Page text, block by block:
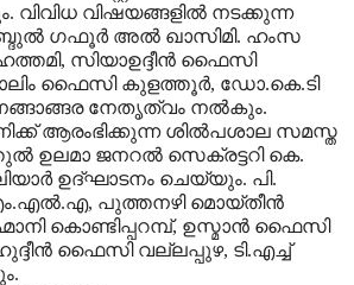
വിവിധ വിഷയങ്ങളില്‍ നടക്കുന്ന
ഗഫൂര്‍ അല്‍ ഖാസിമി. ഹംസ
സിയാഉദ്ദീന്‍ ഫൈസി
ഫൈസി കുളത്തൂര്‍, ഡോ.കെ.ടി
നേതൃത്വം നല്‍കും.
ആരംഭിക്കുന്ന ശില്‍പശാല സമസ്ത
ഉലമാ ജനറല്‍ സെക്രട്ടറി കെ.
ഉദ്ഘാടനം ചെയ്യും. പി.
പുത്തനഴി മൊയ്തീന്‍
കൊണ്ടിപ്പറമ്പ്, ഉസ്മാന്‍ ഫൈസി
ഫൈസി വല്ലപ്പുഴ, ടി.എച്ച്